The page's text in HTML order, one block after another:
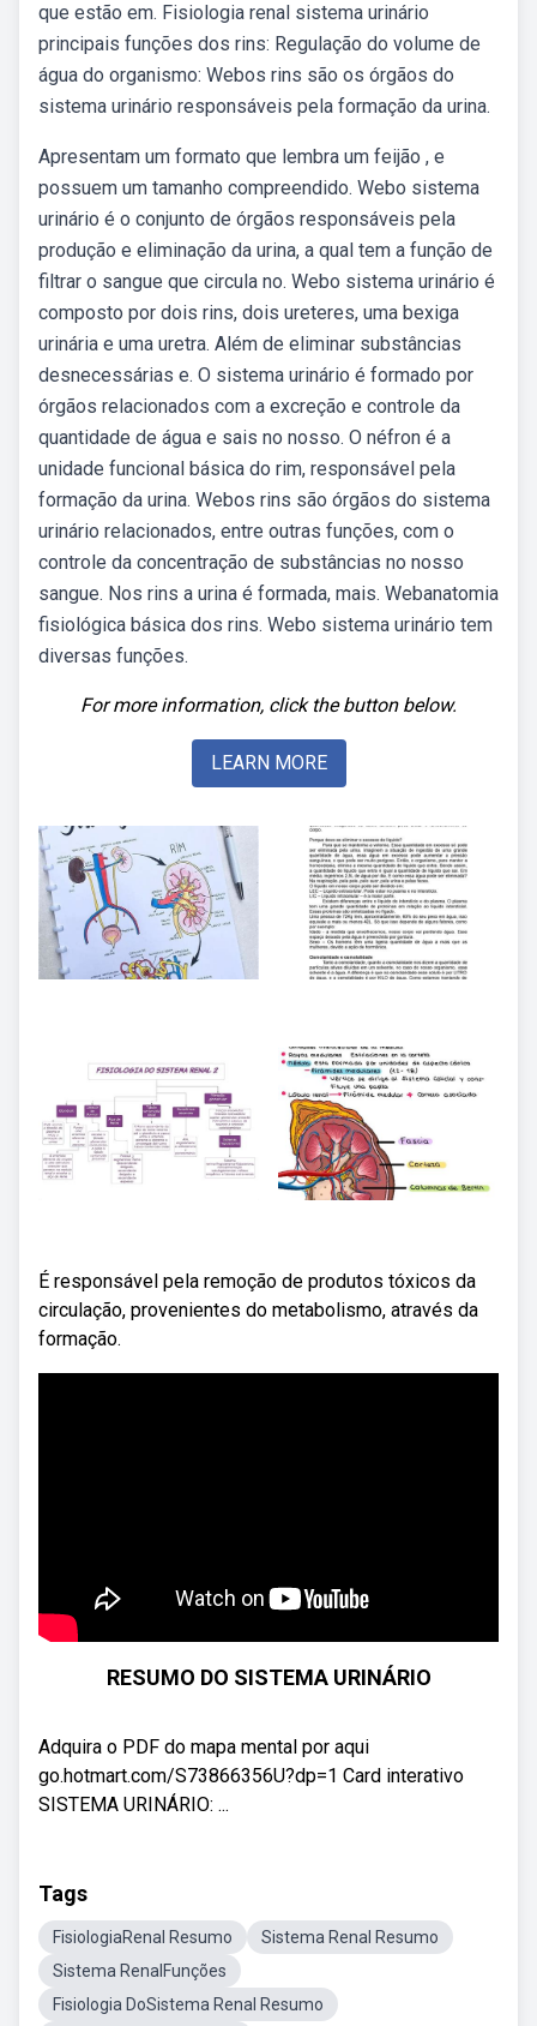
que estão em. Fisiologia renal sistema urinário
principais funções dos rins: Regulação do volume de
água do organismo: Webos rins são os órgãos do
sistema urinário responsáveis pela formação da urina.
Apresentam um formato que lembra um feijão , e
possuem um tamanho compreendido. Webo sistema
urinário é o conjunto de órgãos responsáveis pela
produção e eliminação da urina, a qual tem a função de
filtrar o sangue que circula no. Webo sistema urinário é
composto por dois rins, dois ureteres, uma bexiga
urinária e uma uretra. Além de eliminar substâncias
desnecessárias e. O sistema urinário é formado por
órgãos relacionados com a excreção e controle da
quantidade de água e sais no nosso. O néfron é a
unidade funcional básica do rim, responsável pela
formação da urina. Webos rins são órgãos do sistema
urinário relacionados, entre outras funções, com o
controle da concentração de substâncias no nosso
sangue. Nos rins a urina é formada, mais. Webanatomia
fisiológica básica dos rins. Webo sistema urinário tem
diversas funções.
For more information, click the button below.
LEARN MORE
É responsável pela remoção de produtos tóxicos da
circulação, provenientes do metabolismo, através da
formação.
RESUMO DO SISTEMA URINÁRIO
Adquira o PDF do mapa mental por aqui
go.hotmart.com/S73866356U?dp=1 Card interativo
SISTEMA URINÁRIO: ...
Tags
FisiologiaRenal Resumo
Sistema Renal Resumo
Sistema RenalFunções
Fisiologia DoSistema Renal Resumo